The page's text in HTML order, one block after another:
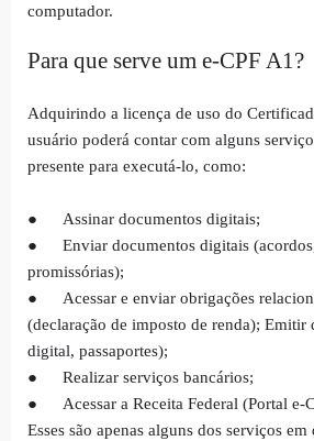
computador.
Para que serve um e-CPF A1?
Adquirindo a licença de uso do
usuário poderá contar com alguns
presente para executá-lo, como:
●
Assinar documentos digitais;
●
Enviar documentos digitais
promissórias);
●
Acessar e enviar obrigações
(declaração de imposto de renda); Emitir
digital, passaportes);
●
Realizar serviços bancários;
●
Acessar a Receita Federal (Portal e-
Esses são apenas alguns dos serviços